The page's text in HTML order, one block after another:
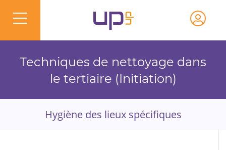
Techniques de nettoyage dans
le tertiaire (Initiation)
Hygiène des lieux spécifiques